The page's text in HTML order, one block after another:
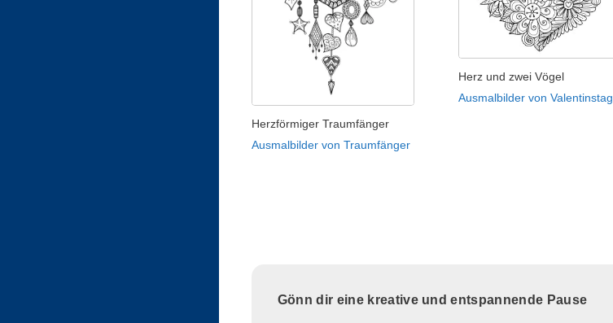
Herzförmiger Traumfänger
Ausmalbilder von Traumfänger
Herz und zwei Vögel
Ausmalbilder von Valentinstag
Gönn dir eine kreative und entspannende Pause